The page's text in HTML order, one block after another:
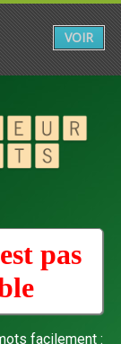
pas
facilement :
VOIR